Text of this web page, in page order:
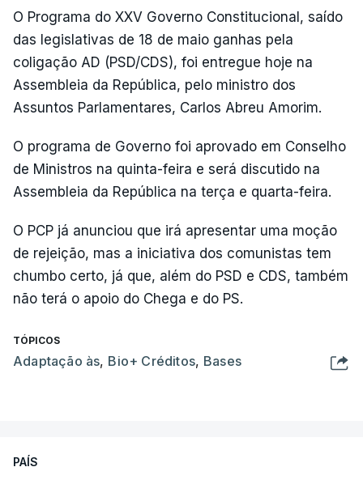
O Programa do XXV Governo Constitucional, saído
das legislativas de 18 de maio ganhas pela
coligação AD (PSD/CDS), foi entregue hoje na
Assembleia da República, pelo ministro dos
Assuntos Parlamentares, Carlos Abreu Amorim.
O programa de Governo foi aprovado em Conselho
de Ministros na quinta-feira e será discutido na
Assembleia da República na terça e quarta-feira.
O PCP já anunciou que irá apresentar uma moção
de rejeição, mas a iniciativa dos comunistas tem
chumbo certo, já que, além do PSD e CDS, também
não terá o apoio do Chega e do PS.
TÓPICOS
Adaptação às, Bio+ Créditos, Bases
PAÍS